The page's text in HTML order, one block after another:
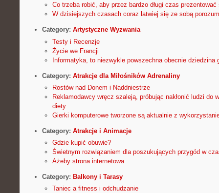
Co trzeba robić, aby przez bardzo długi czas
W dzisiejszych czasach coraz łatwiej się ze sobą
Category: Artystyczne Wyzwania
Testy i Recenzje
Życie we Francji
Informatyka, to niezwykle powszechna obecnie dziedzina
Category: Atrakcje dla Miłośników Adrenaliny
Rostów nad Donem i Naddniestrze
Reklamodawcy wręcz szaleją, próbując nakłonić ludzi do
diety
Gierki komputerowe tworzone są aktualnie z
Category: Atrakcje i Animacje
Gdzie kupić obuwie?
Świetnym rozwiązaniem dla poszukujących przygód w
Ażeby strona internetowa
Category: Balkony i Tarasy
Taniec a fitness i odchudzanie